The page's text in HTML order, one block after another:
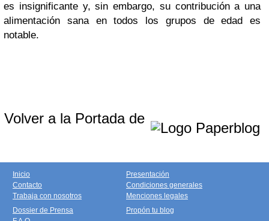
es insignificante y, sin embargo, su contribución a una
alimentación sana en todos los grupos de edad es
notable.
Volver a la Portada de
Inicio
Contacto
Trabaja con nosotros
Presentación
Condiciones generales
Menciones legales
Dossier de Prensa
Propón tu blog